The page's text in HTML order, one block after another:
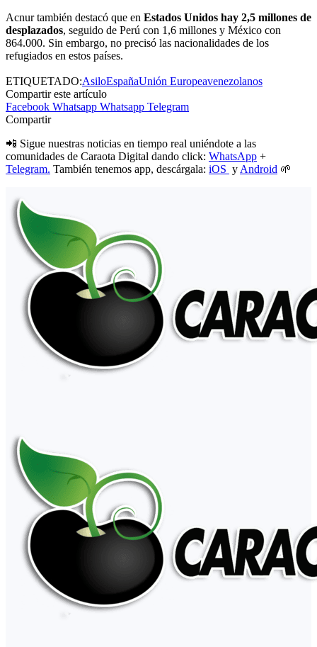
Acnur también destacó que en Estados Unidos hay 2,5 millones de
desplazados, seguido de Perú con 1,6 millones y México con
864.000. Sin embargo, no precisó las nacionalidades de los
refugiados en estos países.
ETIQUETADO:AsiloEspañaUnión Europeavenezolanos
Compartir este artículo
Facebook Whatsapp Whatsapp Telegram
Compartir
📲 Sigue nuestras noticias en tiempo real uniéndote a las
comunidades de Caraota Digital dando click: WhatsApp +
Telegram. También tenemos app, descárgala: iOS yAndroid 🌱